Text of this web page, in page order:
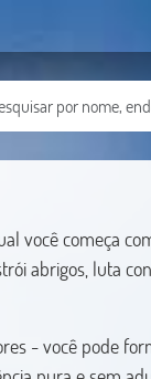
você começa
abrigos, luta
- você pode